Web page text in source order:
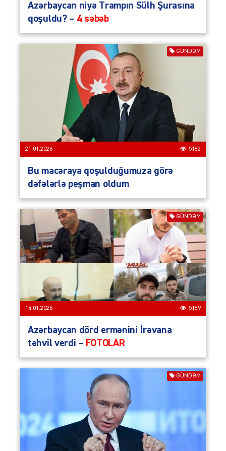
Azərbaycan niyə Trampın Sülh Şurasına
qoşuldu? – 4 səbəb
GÜNDƏM
21.01.2026 5182
Bu macəraya qoşulduğumuza görə
dəfələrlə peşman oldum
GÜNDƏM
14.01.2026 5189
Azərbaycan dörd ermənini İrəvana
təhvil verdi – FOTOLAR
GÜNDƏM